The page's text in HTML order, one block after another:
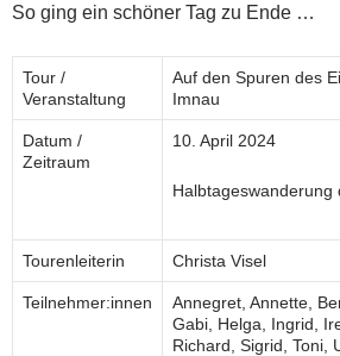
So ging ein schöner Tag zu Ende …
Tour /
Veranstaltung
Auf den Spuren des
Imnau
Datum /
Zeitraum
10. April 2024
Halbtageswanderung
Tourenleiterin Christa Visel
Teilnehmer:innen
Annegret, Annette,
Gabi, Helga, Ingrid,
Richard, Sigrid, Toni,